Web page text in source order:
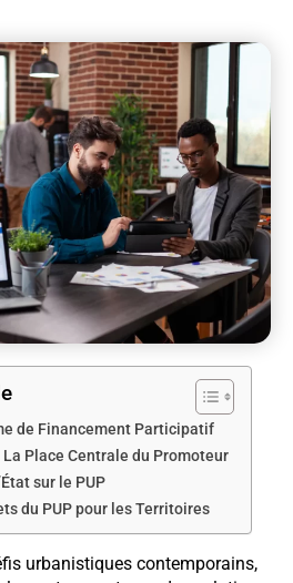
de Financement Participatif
Place Centrale du Promoteur
sur le PUP
du PUP pour les Territoires
urbanistiques contemporains,